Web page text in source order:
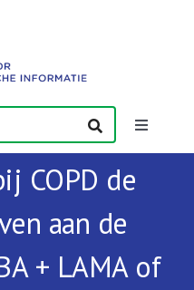
Toggle
COPD de
aan de
+ LAMA of